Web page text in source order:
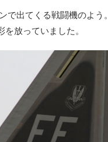
で出てくる戦闘機のよう。
放っていました。